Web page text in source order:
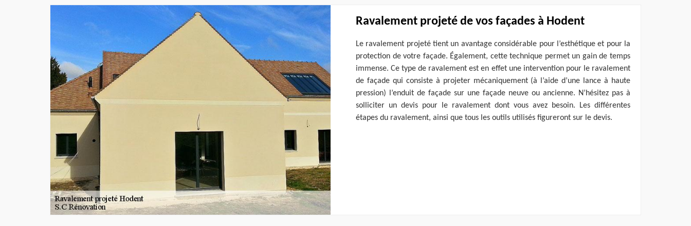
Ravalement projeté de vos façades à Hodent
Le ravalement projeté tient un avantage considérable pour l’esthétique et pour la
protection de votre façade. Également, cette technique permet un gain de temps
immense. Ce type de ravalement est en effet une intervention pour le ravalement
de façade qui consiste à projeter mécaniquement (à l’aide d’une lance à haute
pression) l’enduit de façade sur une façade neuve ou ancienne. N’hésitez pas à
solliciter un devis pour le ravalement dont vous avez besoin. Les différentes
étapes du ravalement, ainsi que tous les outils utilisés figureront sur le devis.